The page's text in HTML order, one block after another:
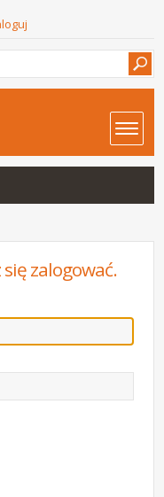
zalogować.